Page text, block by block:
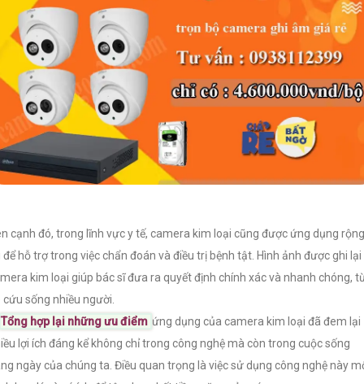
cạnh đó, trong lĩnh vực y tế, camera kim loại cũng được ứng dụng rộng
để hỗ trợ trong việc chẩn đoán và điều trị bệnh tật. Hình ảnh được ghi
kim loại giúp bác sĩ đưa ra quyết định chính xác và nhanh chóng,
cứu sống nhiều người.
Tổng hợp lại những ưu điểm ứng dụng của camera kim loại đã đem lại
lợi ích đáng kể không chỉ trong công nghệ mà còn trong cuộc sống
ngày của chúng ta. Điều quan trọng là việc sử dụng công nghệ này